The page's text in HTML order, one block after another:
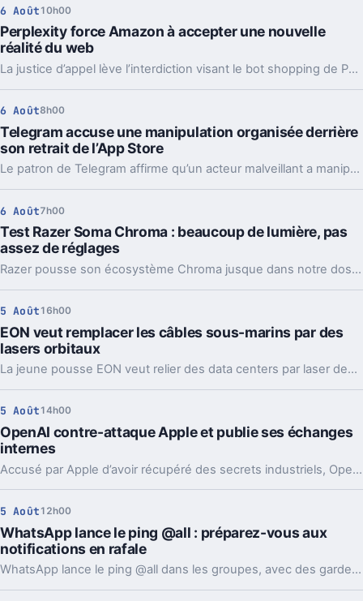
6 Août 10h00
Perplexity force Amazon à accepter une nouvelle
réalité du web
La justice d’appel lève l’interdiction visant le bot shopping de Perplexity sur Amazon. Une victoire nette, mais loin d’être la fin du match.
6 Août8h00
Telegram accuse une manipulation organisée derrière
son retrait de l’App Store
Le patron de Telegram affirme qu’un acteur malveillant a manipulé les signalements pour faire retirer l’app par Apple. Un précédent qui inquiète vraiment.
6 Août7h00
Test Razer Soma Chroma : beaucoup de lumière, pas
assez de réglages
Razer pousse son écosystème Chroma jusque dans notre dos avec la Soma Chroma, une chaise gaming bardée de RGB et proposée à 529,99 euros. Spectaculaire dans un setup, confortable au quotidien, elle nous laisse pourtant un sentiment mitigé face à une ergonomie étonnamment peu personnalisable à ce niveau de prix.
5 Août 16h00
EON veut remplacer les câbles sous-marins par des
lasers orbitaux
La jeune pousse EON veut relier des data centers par laser depuis l’orbite. Une idée très ambitieuse, portée par l’explosion des besoins en IA.
5 Août 14h00
OpenAI contre-attaque Apple et publie ses échanges
internes
Accusé par Apple d’avoir récupéré des secrets industriels, OpenAI riposte avec des mails et des logs de chat. L’enjeu va bien au-delà du simple procès.
5 Août 12h00
WhatsApp lance le ping @all : préparez-vous aux
notifications en rafale
WhatsApp lance le ping @all dans les groupes, avec des garde-fous. Sondages et création de sous-groupes gagnent aussi en souplesse.